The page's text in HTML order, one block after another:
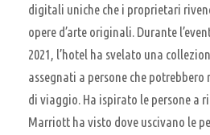
digitali uniche che i proprietari
opere d’arte originali. Durante
2021, l’hotel ha svelato una
assegnati a persone che
di viaggio. Ha ispirato le persone a
Marriott ha visto dove uscivano le